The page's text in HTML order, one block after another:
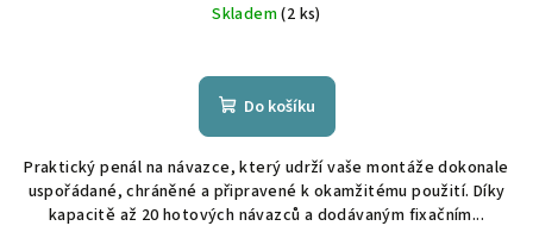
Skladem(2 ks)
Do košíku
Praktický penál na návazce, který udrží vaše montáže dokonale
uspořádané, chráněné a připravené k okamžitému použití. Díky
kapacitě až 20 hotových návazců a dodávaným fixačním...